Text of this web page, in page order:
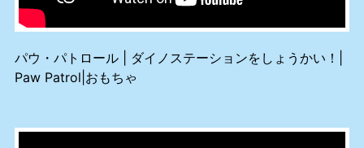
パウ・パトロール | ダイノステーションをしょうかい！|
Paw Patrol|おもちゃ